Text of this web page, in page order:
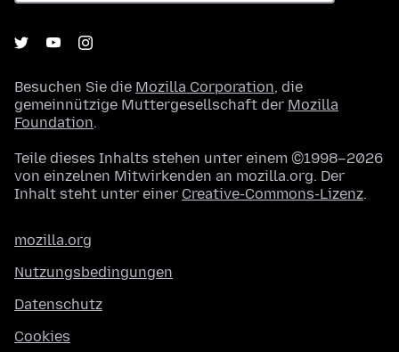
Besuchen Sie die Mozilla Corporation, die
gemeinnützige Muttergesellschaft der Mozilla
Foundation.
Teile dieses Inhalts stehen unter einem ©1998–2026
von einzelnen Mitwirkenden an mozilla.org. Der
Inhalt steht unter einer Creative-Commons-Lizenz.
mozilla.org
Nutzungsbedingungen
Datenschutz
Cookies